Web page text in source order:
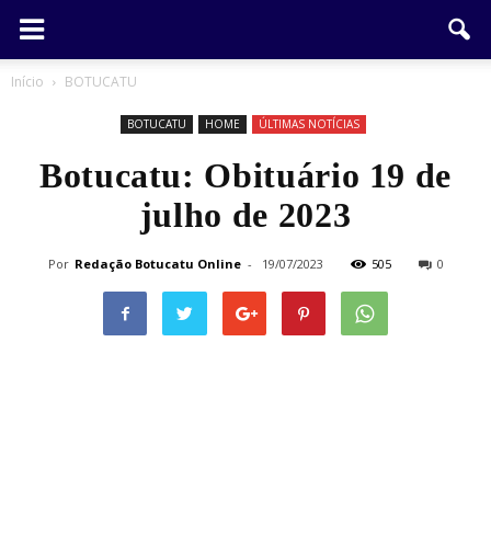
Início BOTUCATU
BOTUCATU HOME ÚLTIMAS NOTÍCIAS
Botucatu: Obituário 19 de
julho de 2023
Por Redação Botucatu Online - 19/07/2023 505 0